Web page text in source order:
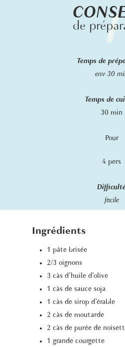
de
Temps de
env 30
Temps de
30 min
Pour
4 pers
Difficulté
facile
Ingrédients
1 pâte brisée
2/3 oignons
3 càs d’huile d’olive
1 càs de sauce soja
1 càs de sirop d’érable
2 càs de moutarde
2 càs de purée de
1 grande courgette